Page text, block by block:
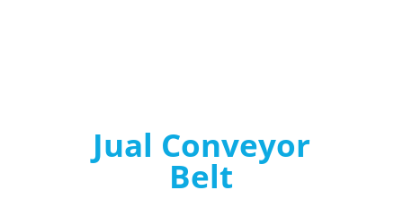
Jual Conveyor
Belt